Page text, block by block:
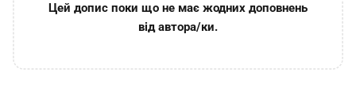
Цей допис поки що не має жодних доповнень
від автора/ки.